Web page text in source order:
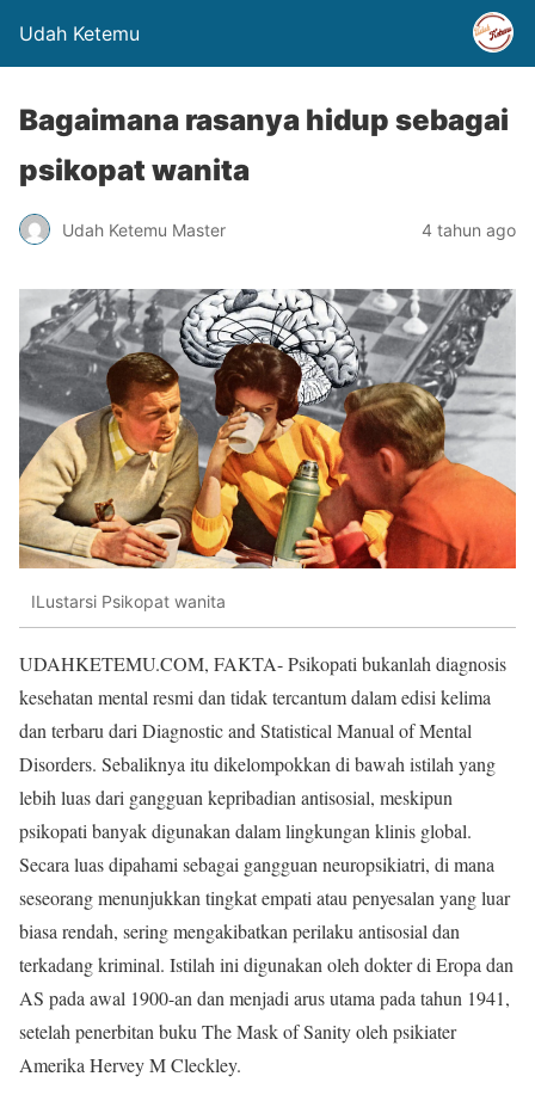
Udah Ketemu
Bagaimana rasanya hidup sebagai
psikopat wanita
Udah Ketemu Master 4 tahun ago
ILustarsi Psikopat wanita
UDAHKETEMU.COM, FAKTA- Psikopati bukanlah diagnosis
kesehatan mental resmi dan tidak tercantum dalam edisi kelima
dan terbaru dari Diagnostic and Statistical Manual of Mental
Disorders. Sebaliknya itu dikelompokkan di bawah istilah yang
lebih luas dari gangguan kepribadian antisosial, meskipun
psikopati banyak digunakan dalam lingkungan klinis global.
Secara luas dipahami sebagai gangguan neuropsikiatri, di mana
seseorang menunjukkan tingkat empati atau penyesalan yang luar
biasa rendah, sering mengakibatkan perilaku antisosial dan
terkadang kriminal. Istilah ini digunakan oleh dokter di Eropa dan
AS pada awal 1900-an dan menjadi arus utama pada tahun 1941,
setelah penerbitan buku The Mask of Sanity oleh psikiater
Amerika Hervey M Cleckley.